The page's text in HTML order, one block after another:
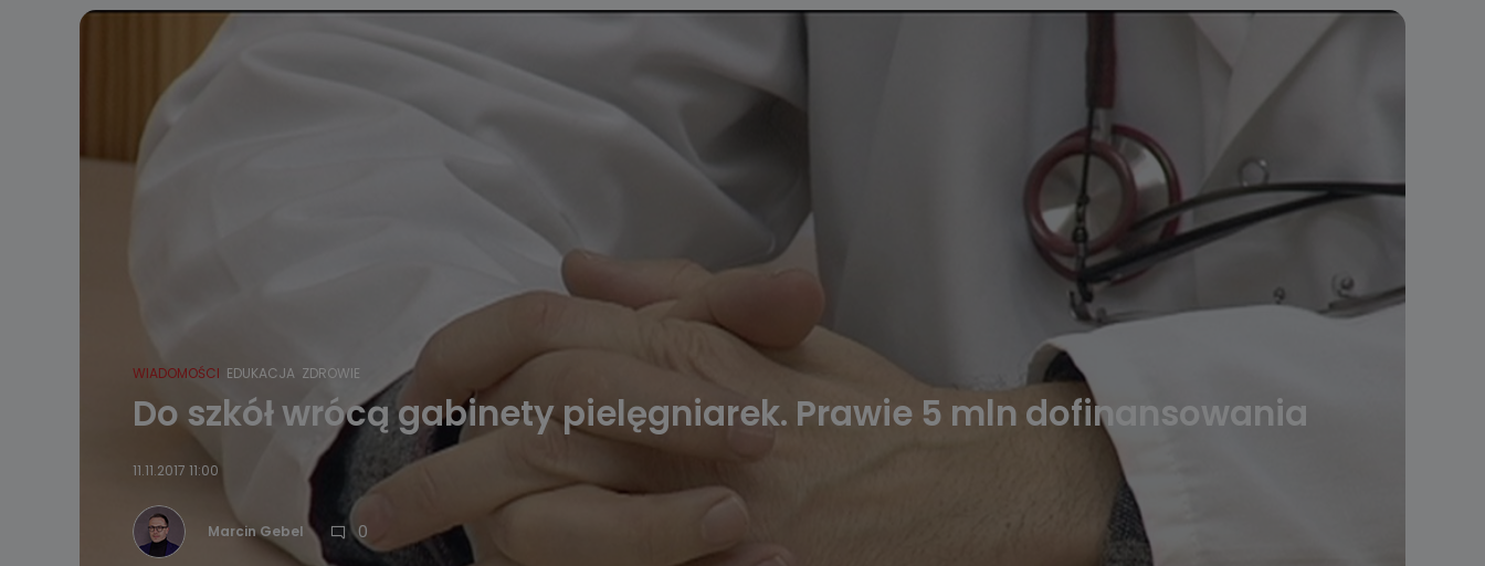
WIADOMOŚCI EDUKACJA ZDROWIE
Do szkół wrócą gabinety pielęgniarek. Prawie 5 mln dofinansowania
11.11.2017 11:00
Marcin Gebel 0